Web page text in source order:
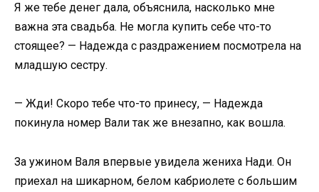
Я же тебе денег дала, объяснила, насколько мне
важна эта свадьба. Не могла купить себе что-то
стоящее? — Надежда с раздражением посмотрела на
младшую сестру.​
​— Жди! Скоро тебе что-то принесу, — Надежда
покинула номер Вали так же внезапно, как вошла.​
​За ужином Валя впервые увидела жениха Нади. Он
приехал на шикарном, белом кабриолете с большим